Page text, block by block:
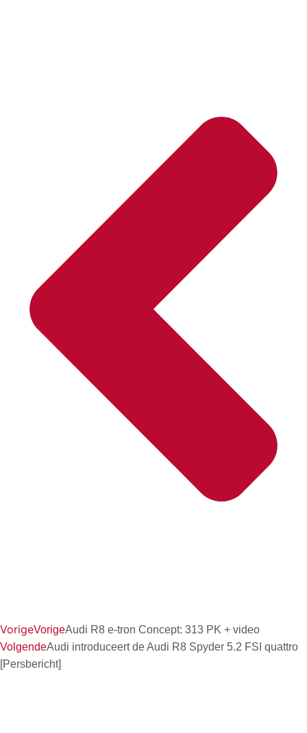
VorigeVorigeAudi R8 e-tron Concept: 313 PK + video
VolgendeAudi introduceert de Audi R8 Spyder 5.2 FSI quattro
[Persbericht]